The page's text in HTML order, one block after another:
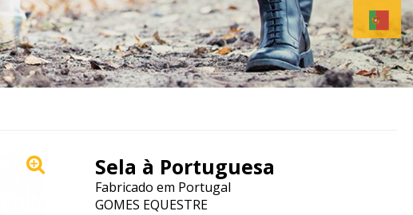
Sela à Portuguesa
Fabricado em Portugal
GOMES EQUESTRE